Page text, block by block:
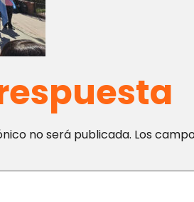
no será publicada. Los